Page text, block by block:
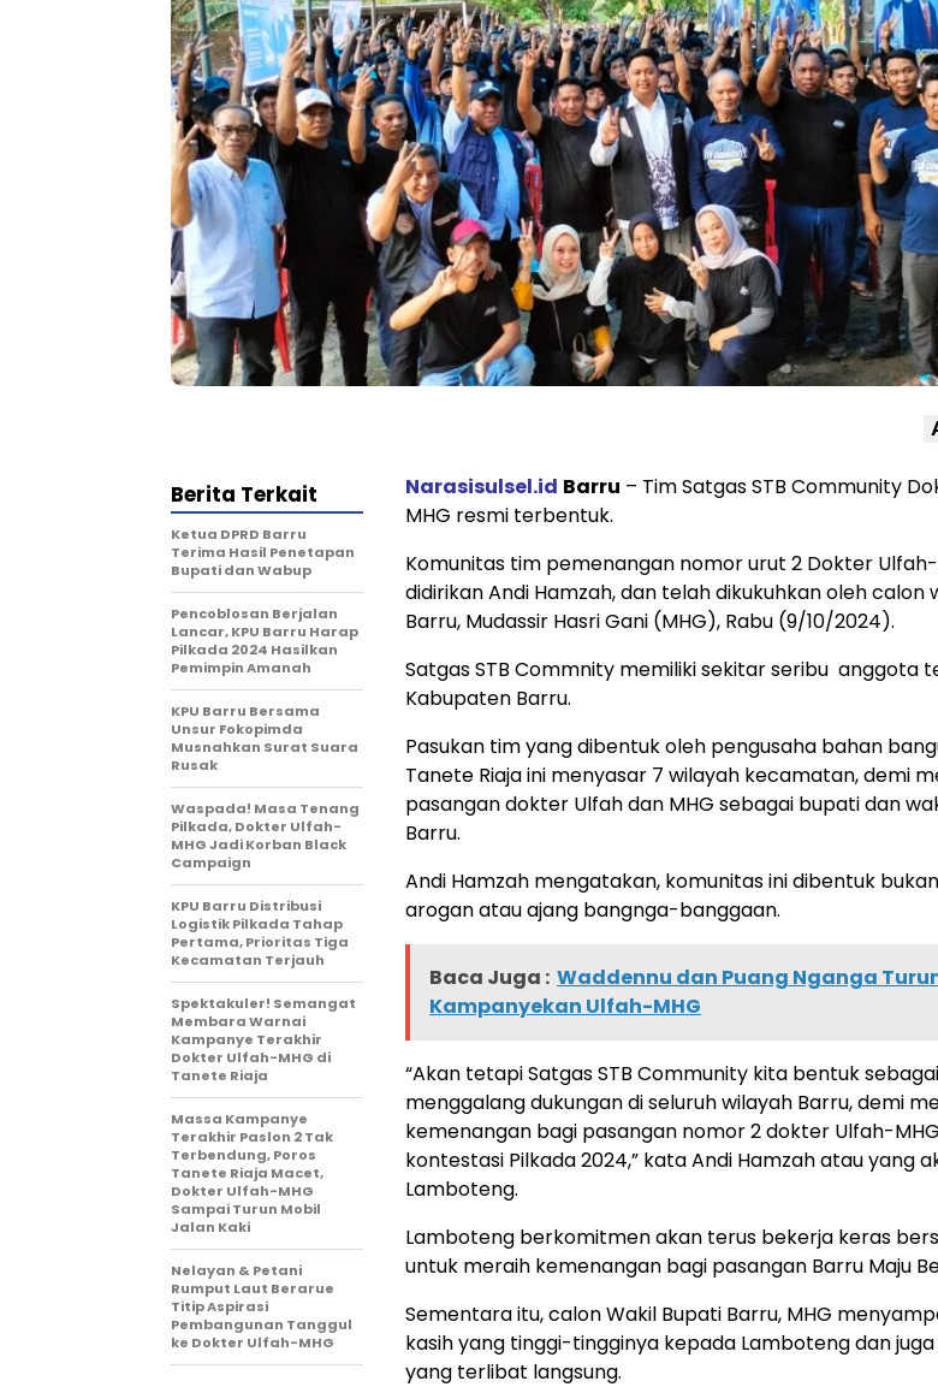
Narasisulsel.id Barru – Tim Satgas STB Community
MHG resmi terbentuk.
Komunitas tim pemenangan nomor urut 2 Dokter Ulfah-
didirikan Andi Hamzah, dan telah dikukuhkan oleh calon
Barru, Mudassir Hasri Gani (MHG), Rabu (9/10/2024).
Satgas STB Commnity memiliki sekitar seribu anggota
Kabupaten Barru.
Pasukan tim yang dibentuk oleh pengusaha bahan
Tanete Riaja ini menyasar 7 wilayah kecamatan, demi
pasangan dokter Ulfah dan MHG sebagai bupati dan
Barru.
Andi Hamzah mengatakan, komunitas ini dibentuk
arogan atau ajang bangnga-banggaan.
Baca Juga : Waddennu dan Puang Nganga
Kampanyekan Ulfah-MHG
“Akan tetapi Satgas STB Community kita bentuk
menggalang dukungan di seluruh wilayah Barru, demi
kemenangan bagi pasangan nomor 2 dokter Ulfah-
kontestasi Pilkada 2024,” kata Andi Hamzah atau yang
Lamboteng.
Lamboteng berkomitmen akan terus bekerja keras
untuk meraih kemenangan bagi pasangan Barru Maju
Sementara itu, calon Wakil Bupati Barru, MHG
kasih yang tinggi-tingginya kepada Lamboteng dan
yang terlibat langsung.
Berita Terkait
Ketua DPRD Barru
Terima Hasil Penetapan
Bupati dan Wabup
Pencoblosan Berjalan
Lancar, KPU Barru Harap
Pilkada 2024 Hasilkan
Pemimpin Amanah
KPU Barru Bersama
Unsur Fokopimda
Musnahkan Surat Suara
Rusak
Waspada! Masa Tenang
Pilkada, Dokter Ulfah-
MHG Jadi Korban Black
Campaign
KPU Barru Distribusi
Logistik Pilkada Tahap
Pertama, Prioritas Tiga
Kecamatan Terjauh
Spektakuler! Semangat
Membara Warnai
Kampanye Terakhir
Dokter Ulfah-MHG di
Tanete Riaja
Massa Kampanye
Terakhir Paslon 2 Tak
Terbendung, Poros
Tanete Riaja Macet,
Dokter Ulfah-MHG
Sampai Turun Mobil
Jalan Kaki
Nelayan & Petani
Rumput Laut Berarue
Titip Aspirasi
Pembangunan Tanggul
ke Dokter Ulfah-MHG